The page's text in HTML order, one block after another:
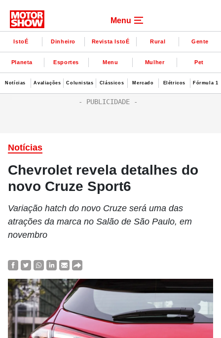
Menu
IstoÉ Dinheiro Revista IstoÉ Rural Gente
Planeta Esportes Menu Mulher Pet
Notícias Avaliações Colunistas Clássicos Mercado Elétricos Fórmula 1
Notícias
Chevrolet revela detalhes do
novo Cruze Sport6
Variação hatch do novo Cruze será uma das
atrações da marca no Salão de São Paulo, em
novembro